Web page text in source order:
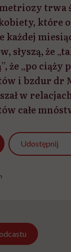
trwa
które
każdej
słyszą, że
że „po ciąży
i bzdur dr
w
całe
Udostępnij